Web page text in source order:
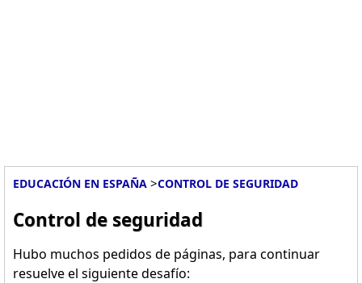
EDUCACIÓN EN ESPAÑA >CONTROL DE SEGURIDAD
Control de seguridad
Hubo muchos pedidos de páginas, para continuar
resuelve el siguiente desafío: